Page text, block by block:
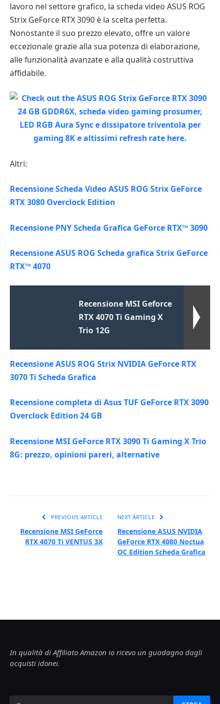
lavoro nel settore grafico, la scheda video ASUS ROG
Strix GeForce RTX 3090 è la scelta perfetta.
Nonostante il suo prezzo elevato, offre un valore
eccezionale grazie alla sua potenza di elaborazione,
alle funzionalità avanzate e alla qualità costruttiva
affidabile.
Altri:
Recensione Scheda Video ASUS ROG Strix GeForce
RTX 3080 Overclock Edition
Recensione PNY Scheda Grafica GeForce RTX™ 3090
Recensione ASUS ROG Scheda grafica Strix GeForce
RTX™ 4070
Recensione MSI Geforce
RTX 4070 Ti Gaming X
Trio 12G
Recensione ASUS ROG Strix NVIDIA GeForce RTX
3070 Ti Scheda Grafica
Recensione completa di Asus TUF GeForce RTX 3090
Overclock Edition 24 GB
Recensione MSI GeForce RTX 3090 Ti Gaming X Trio
8G: prezzo, opinioni pareri, alternative
PREVIOUS ARTICLE
Recensione MSI GeForce
RTX 4070 Ti VENTUS 3X
NEXT ARTICLE
Recensione ASUS NVIDIA
GeForce RTX 4080 Noctua
OC Edition Scheda Grafica
In qualità di Affiliato Amazon io ricevo un guadagno dagli
acquisti idonei.